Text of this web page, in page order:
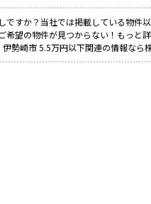
すか？当社では掲載している物件
希望の物件が見つからない！もっと
勢崎市 5.5万円以下関連の情報なら